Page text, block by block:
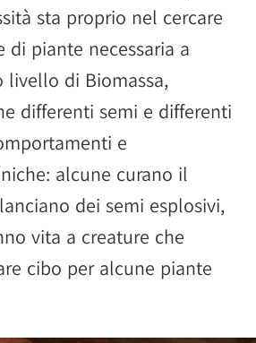
sta proprio nel cercare
di piante necessaria a
di Biomassa,
differenti semi e differenti
e
alcune curano il
dei semi esplosivi,
vita a creature che
cibo per alcune piante